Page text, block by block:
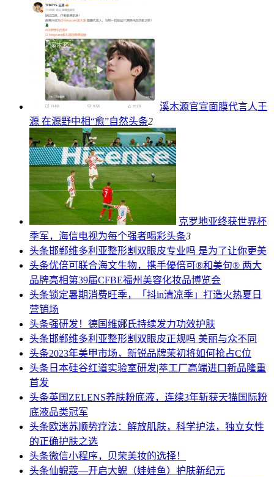
溪木源官宣面膜代言人王
源 在源野中相“愈”自然头条2
克罗地亚终获世界杯
季军，海信电视为每个强者喝彩头条3
头条邯郸维多利亚整形割双眼皮专业吗 是为了让你更美
头条优倍可联合海文生物，携手優倍可®和美句® 两大
品牌亮相第39届CFBE福州美容化妆品博览会
头条锁定暑期消费旺季，「抖in清凉季」打造火热夏日
营销场
头条强研发！德国维娜氏持续发力功效护肤
头条邯郸维多利亚整形割双眼皮正规吗 美丽与众不同
头条2023年美甲市场，新锐品牌茉初将如何抢占C位
头条 日本硅谷红道实验室研发|萃工厂高端进口新品隆重
首发
头条英国ZELENS养肤粉底液，连续3年斩获天猫国际粉
底液品类冠军
头条欧迷苏顺势疗法：解放肌肤，科学护法，独立女性
的正确护肤之选
头条微信小程序，贝荣美妆的选择！
头条仙鲵蔻—开启大鲵（娃娃鱼）护肤新纪元